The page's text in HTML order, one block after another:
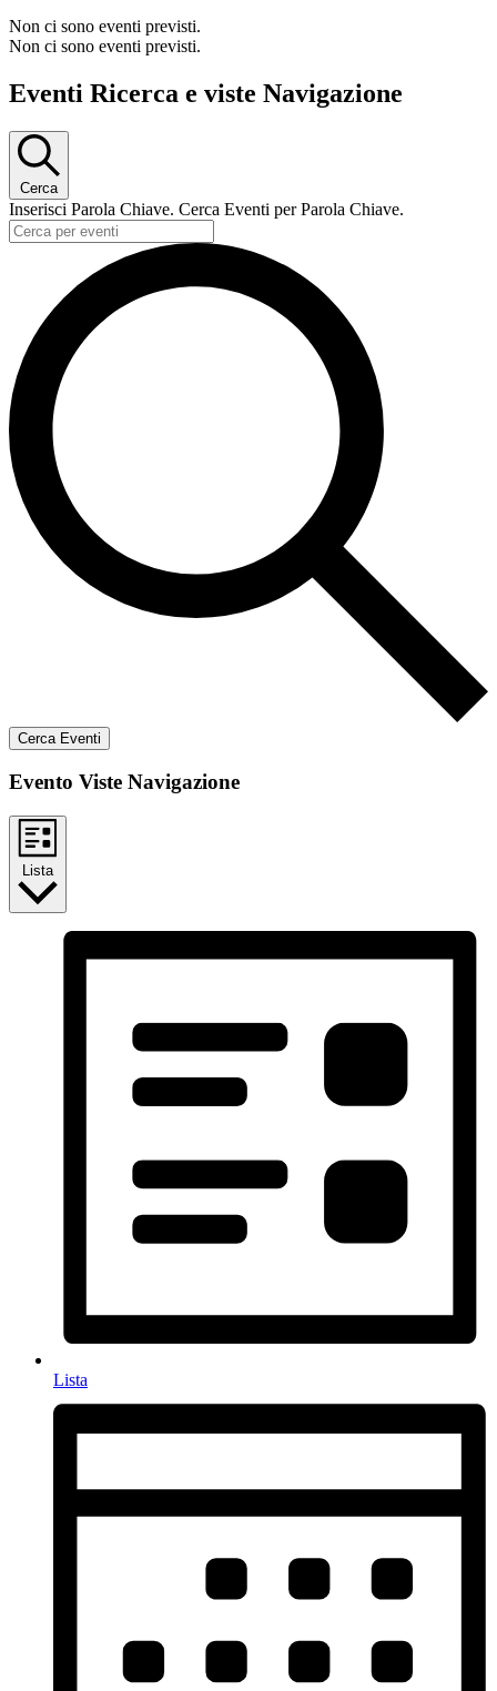
Non ci sono eventi previsti.
Non ci sono eventi previsti.
Eventi Ricerca e viste Navigazione
Cerca
Inserisci Parola Chiave. Cerca Eventi per Parola Chiave.
Cerca Eventi
Evento Viste Navigazione
Lista
Lista